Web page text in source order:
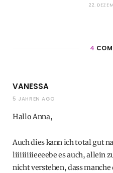
22.
4
VANESSA
5 JAHREN AGO
Hallo Anna,
Auch dies kann ich total gut
liiiiiiiieeeebe es auch, allein
nicht verstehen, dass